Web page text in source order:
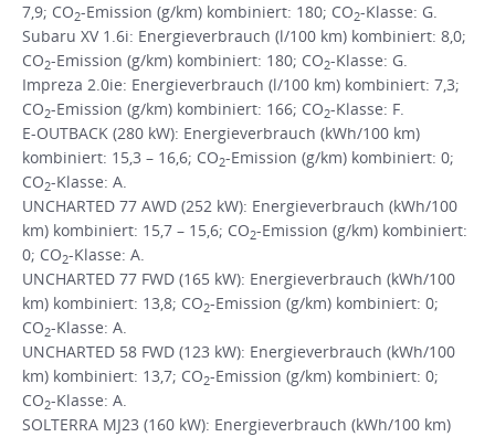
7,9; CO2-Emission (g/km) kombiniert: 180; CO2-Klasse: G.
Subaru XV 1.6i: Energieverbrauch (l/100 km) kombiniert: 8,0;
CO2-Emission (g/km) kombiniert: 180; CO2-Klasse: G.
Impreza 2.0ie: Energieverbrauch (l/100 km) kombiniert: 7,3;
CO2-Emission (g/km) kombiniert: 166; CO2-Klasse: F.
E-OUTBACK (280 kW): Energieverbrauch (kWh/100 km)
kombiniert: 15,3 – 16,6; CO2-Emission (g/km) kombiniert: 0;
CO2-Klasse: A.
UNCHARTED 77 AWD (252 kW): Energieverbrauch (kWh/100
km) kombiniert: 15,7 – 15,6; CO2-Emission (g/km) kombiniert:
0; CO2-Klasse: A.
UNCHARTED 77 FWD (165 kW): Energieverbrauch (kWh/100
km) kombiniert: 13,8; CO2-Emission (g/km) kombiniert: 0;
CO2-Klasse: A.
UNCHARTED 58 FWD (123 kW): Energieverbrauch (kWh/100
km) kombiniert: 13,7; CO2-Emission (g/km) kombiniert: 0;
CO2-Klasse: A.
SOLTERRA MJ23 (160 kW): Energieverbrauch (kWh/100 km)